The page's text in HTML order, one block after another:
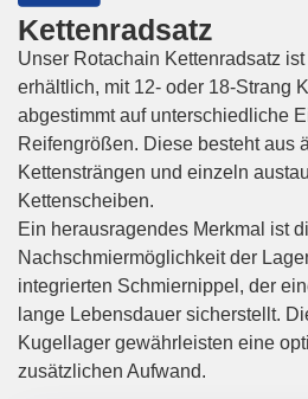
Kettenradsatz
Unser Rotachain Kettenradsatz
erhältlich, mit 12- oder 18-Strang
abgestimmt auf unterschiedliche
Reifengrößen. Diese besteht aus
Kettensträngen und einzeln
Kettenscheiben.
Ein herausragendes Merkmal ist
Nachschmiermöglichkeit der
integrierten Schmiernippel, der
lange Lebensdauer sicherstellt.
Kugellager gewährleisten eine
zusätzlichen Aufwand.